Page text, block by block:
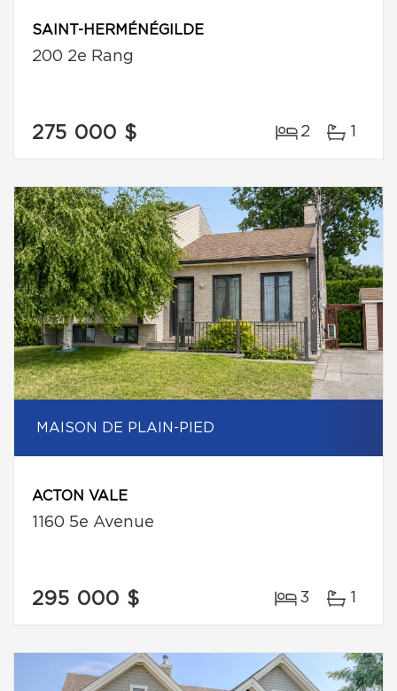
SAINT-HERMÉNÉGILDE
200 2e Rang
275 000 $ 2 1
MAISON DE PLAIN-PIED
ACTON VALE
1160 5e Avenue
295 000 $ 3 1